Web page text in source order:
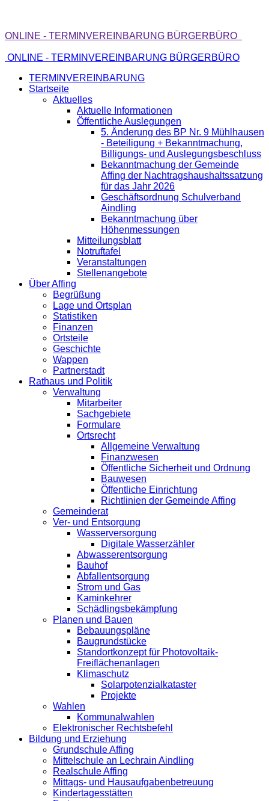
ONLINE - TERMINVEREINBARUNG BÜRGERBÜRO
ONLINE - TERMINVEREINBARUNG BÜRGERBÜRO
TERMINVEREINBARUNG
Startseite
Aktuelles
Aktuelle Informationen
Öffentliche Auslegungen
5. Änderung des BP Nr. 9 Mühlhausen
- Beteiligung + Bekanntmachung,
Billigungs- und Auslegungsbeschluss
Bekanntmachung der Gemeinde
Affing der Nachtragshaushaltssatzung
für das Jahr 2026
Geschäftsordnung Schulverband
Aindling
Bekanntmachung über
Höhenmessungen
Mitteilungsblatt
Notruftafel
Veranstaltungen
Stellenangebote
Über Affing
Begrüßung
Lage und Ortsplan
Statistiken
Finanzen
Ortsteile
Geschichte
Wappen
Partnerstadt
Rathaus und Politik
Verwaltung
Mitarbeiter
Sachgebiete
Formulare
Ortsrecht
Allgemeine Verwaltung
Finanzwesen
Öffentliche Sicherheit und Ordnung
Bauwesen
Öffentliche Einrichtung
Richtlinien der Gemeinde Affing
Gemeinderat
Ver- und Entsorgung
Wasserversorgung
Digitale Wasserzähler
Abwasserentsorgung
Bauhof
Abfallentsorgung
Strom und Gas
Kaminkehrer
Schädlingsbekämpfung
Planen und Bauen
Bebauungspläne
Baugrundstücke
Standortkonzept für Photovoltaik-
Freiflächenanlagen
Klimaschutz
Solarpotenzialkataster
Projekte
Wahlen
Kommunalwahlen
Elektronischer Rechtsbefehl
Bildung und Erziehung
Grundschule Affing
Mittelschule an Lechrain Aindling
Realschule Affing
Mittags- und Hausaufgabenbetreuung
Kindertagesstätten